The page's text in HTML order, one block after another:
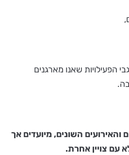
הפעילויות שאנו מארגנים
השונים, מיועדים אך
עם צויין אחרת.